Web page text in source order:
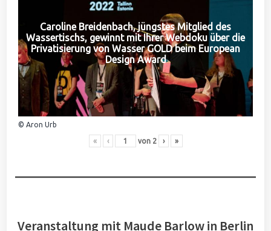
Caroline Breidenbach, jüngstes Mitglied des
Wassertischs, gewinnt mit Ihrer Webdoku über die
Privatisierung von Wasser GOLD beim European
Design Award
© Aron Urb
« ‹ von 2 › »
Veranstaltung mit Maude Barlow in Berlin